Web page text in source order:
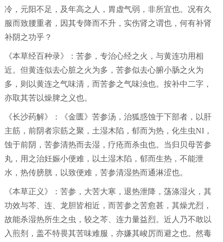
冷，元阳不足，及年高之人，胃虚气弱，非所宜也。况有久
服而致腰重者，因其专降而不升，实伤肾之谓也，何有补肾
补阴之功乎？
《本草经百种录》：苦参，专治心经之火，与黄连功用相
近。但黄连似去心脏之火为多，苦参似去心腑小肠之火为
多，则以黄连之气味清，而苦参之气味浊也。按补中二字，
亦取其苦以燥脾之义也。
《长沙药解》：《金匮》苦参汤，治狐惑蚀于下部者，以肝
主筋，前阴者宗筋之聚，土湿木陷，郁而为热，化生虫NI，
蚀于前阴，苦参清热而去湿，疗疮而杀虫也。当归贝母苦参
丸，用之治妊娠小便难，以土湿木陷，郁而生热，不能泄
水，热传膀胱，以致便难，苦参清湿热而通淋涩也。
《本草正义》：苦参，大苦大寒，退热泄降，荡涤湿火，其
功效与芩、连、龙胆皆相近，而苦参之苦愈甚，其燥尤烈，
故能杀湿热所生之虫，较之芩、连力量益烈。近人乃不敢以
入煎剂，盖不特畏其苦味难服，亦嫌其峻厉而避之也。然毒